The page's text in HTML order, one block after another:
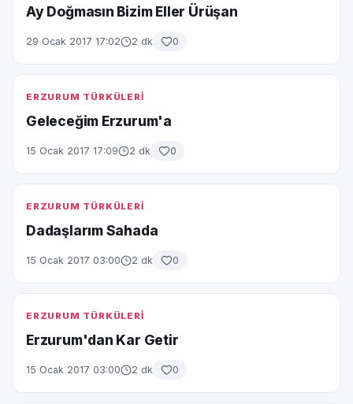
Ay Doğmasın Bizim Eller Ürüşan
29 Ocak 2017 17:02 2 dk 0
ERZURUM TÜRKÜLERİ
Geleceğim Erzurum'a
15 Ocak 2017 17:09 2 dk 0
ERZURUM TÜRKÜLERİ
Dadaşlarım Sahada
15 Ocak 2017 03:00 2 dk 0
ERZURUM TÜRKÜLERİ
Erzurum'dan Kar Getir
15 Ocak 2017 03:00 2 dk 0